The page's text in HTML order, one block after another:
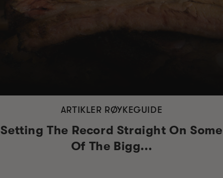
ARTIKLER RØYKEGUIDE
Setting The Record Straight On Some
Of The Bigg...